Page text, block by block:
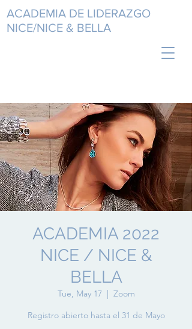
ACADEMIA DE LIDERAZGO
NICE/NICE & BELLA
ACADEMIA 2022
NICE / NICE &
BELLA
Tue, May 17
  |
Zoom
Registro abierto hasta el 31 de Mayo